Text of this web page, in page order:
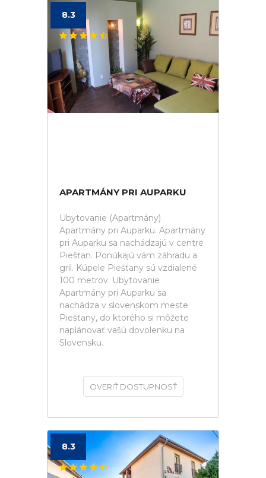
8.3
APARTMÁNY PRI AUPARKU
Ubytovanie (Apartmány)
Apartmány pri Auparku. Apartmány
pri Auparku sa nachádzajú v centre
Piešťan. Ponúkajú vám záhradu a
gril. Kúpele Piešťany sú vzdialené
100 metrov. Ubytovanie
Apartmány pri Auparku sa
nachádza v slovenskom meste
Piešťany, do ktorého si môžete
naplánovať vašú dovolenku na
Slovensku.
OVERIŤ DOSTUPNOSŤ
8.3